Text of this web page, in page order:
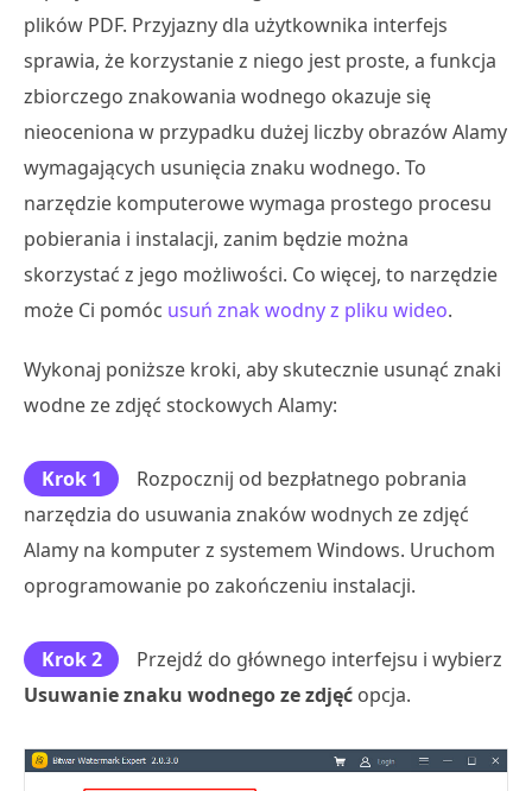
plików PDF. Przyjazny dla użytkownika interfejs
sprawia, że korzystanie z niego jest proste, a funkcja
zbiorczego znakowania wodnego okazuje się
nieoceniona w przypadku dużej liczby obrazów Alamy
wymagających usunięcia znaku wodnego. To
narzędzie komputerowe wymaga prostego procesu
pobierania i instalacji, zanim będzie można
skorzystać z jego możliwości. Co więcej, to narzędzie
może Ci pomóc usuń znak wodny z pliku wideo.
Wykonaj poniższe kroki, aby skutecznie usunąć znaki
wodne ze zdjęć stockowych Alamy:
Krok 1
Rozpocznij od bezpłatnego pobrania
narzędzia do usuwania znaków wodnych ze zdjęć
Alamy na komputer z systemem Windows. Uruchom
oprogramowanie po zakończeniu instalacji.
Krok 2
Przejdź do głównego interfejsu i wybierz
Usuwanie znaku wodnego ze zdjęć opcja.